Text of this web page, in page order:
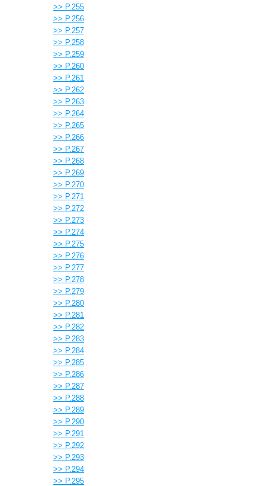
>> P.255
>> P.256
>> P.257
>> P.258
>> P.259
>> P.260
>> P.261
>> P.262
>> P.263
>> P.264
>> P.265
>> P.266
>> P.267
>> P.268
>> P.269
>> P.270
>> P.271
>> P.272
>> P.273
>> P.274
>> P.275
>> P.276
>> P.277
>> P.278
>> P.279
>> P.280
>> P.281
>> P.282
>> P.283
>> P.284
>> P.285
>> P.286
>> P.287
>> P.288
>> P.289
>> P.290
>> P.291
>> P.292
>> P.293
>> P.294
>> P.295